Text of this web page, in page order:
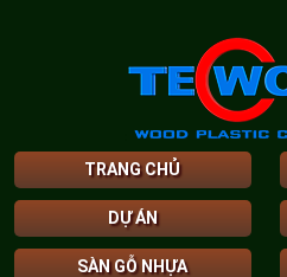
TRANG CHỦ
DỰ ÁN
SÀN GỖ NHỰA